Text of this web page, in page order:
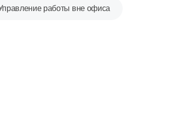
работы вне офиса